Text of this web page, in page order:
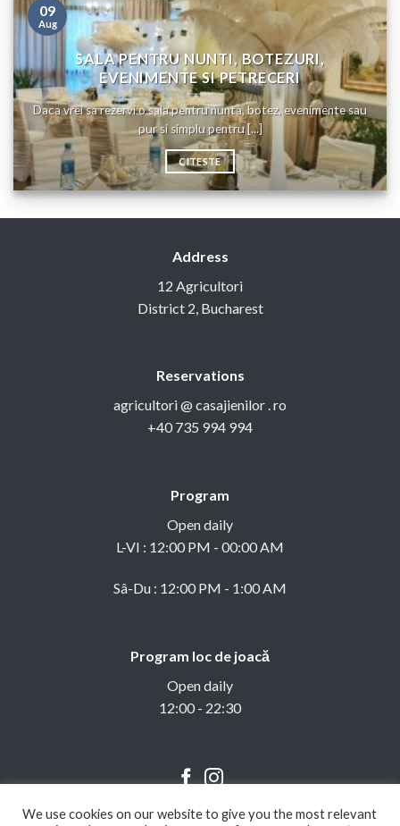
SALA PENTRU NUNTI, BOTEZURI,
EVENIMENTE SI PETRECERI
Daca vrei sa rezervi o sala pentru nunta, botez, evenimente sau
pur si simplu pentru [...]
CITESTE
09
Aug
Address
12 Agricultori
District 2, Bucharest
Reservations
agricultori @ casajienilor . ro
+40 735 994 994
Program
Open daily
L-VI : 12:00 PM - 00:00 AM
Sâ-Du : 12:00 PM - 1:00 AM
Program loc de joacă
Open daily
12:00 - 22:30
We use cookies on our website to give you the most relevant